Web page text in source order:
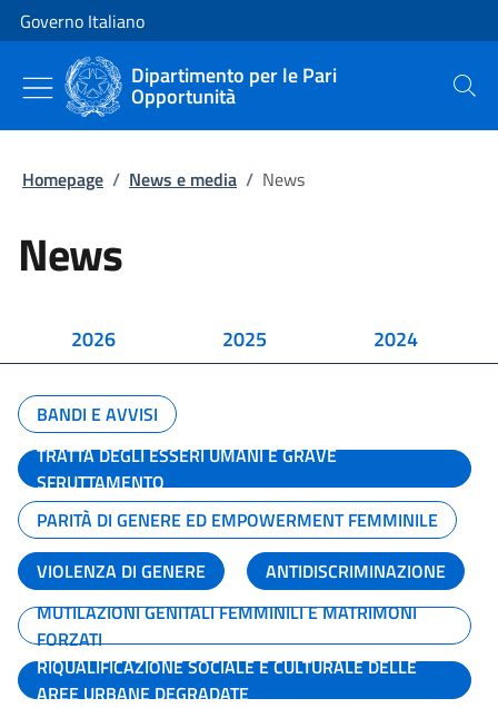
Vai al contenuto
Vai alla navigazione del sito
Governo Italiano
Dipartimento per le Pari
Opportunità Cerca
Homepage / News e media / News
News
2026 2025 2024
BANDI E AVVISI
TRATTA DEGLI ESSERI UMANI E GRAVE
SFRUTTAMENTO
PARITÀ DI GENERE ED EMPOWERMENT FEMMINILE
VIOLENZA DI GENERE
ANTIDISCRIMINAZIONE
MUTILAZIONI GENITALI FEMMINILI E MATRIMONI
FORZATI
RIQUALIFICAZIONE SOCIALE E CULTURALE DELLE
AREE URBANE DEGRADATE